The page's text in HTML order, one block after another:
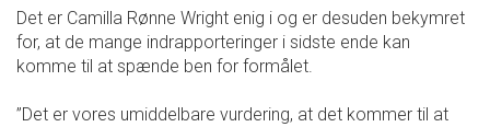
Det er Camilla Rønne Wright enig i og er desuden bekymret
for, at de mange indrapporteringer i sidste ende kan
komme til at spænde ben for formålet.
”Det er vores umiddelbare vurdering, at det kommer til at